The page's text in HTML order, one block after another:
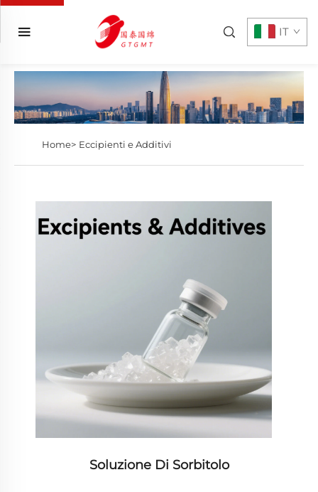
IT
Home> Eccipienti e Additivi
Soluzione Di Sorbitolo